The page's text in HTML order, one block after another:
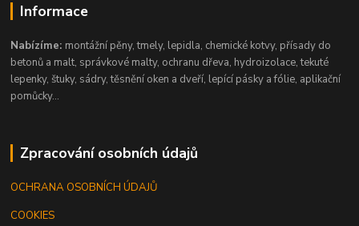
Informace
Nabízíme: montážní pěny, tmely, lepidla, chemické kotvy, přísady do
betonů a malt, správkové malty, ochranu dřeva, hydroizolace, tekuté
lepenky, štuky, sádry, těsnění oken a dveří, lepící pásky a fólie, aplikační
pomůcky...
Zpracování osobních údajů
OCHRANA OSOBNÍCH ÚDAJŮ
COOKIES